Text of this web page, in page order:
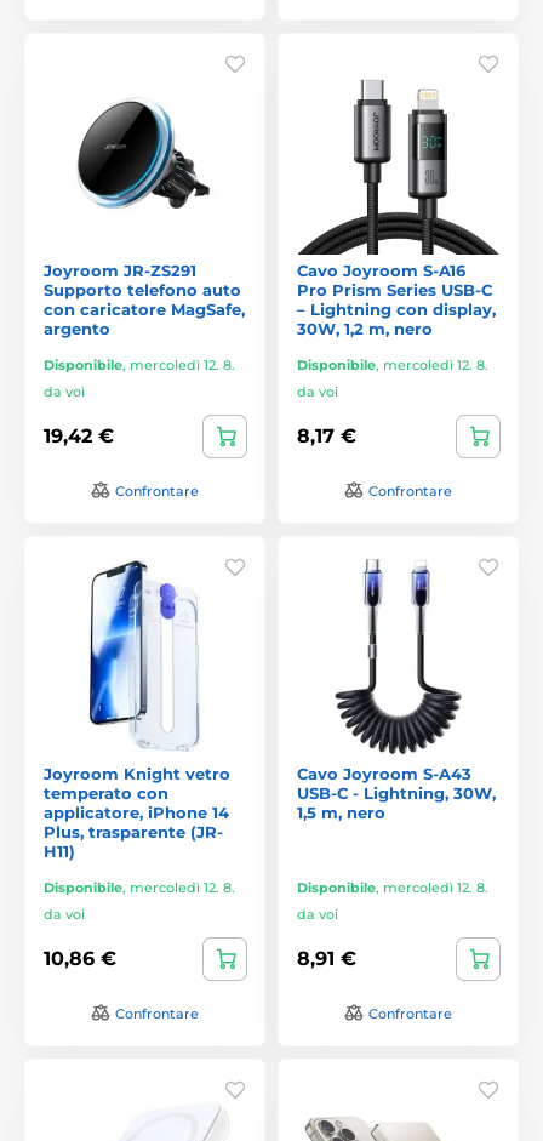
Joyroom JR-ZS291
Supporto telefono auto
con caricatore MagSafe,
argento
Disponibile, mercoledì 12. 8.
da voi
19,42 €
Confrontare
Cavo Joyroom S-A16
Pro Prism Series USB-C
– Lightning con display,
30W, 1,2 m, nero
Disponibile, mercoledì 12. 8.
da voi
8,17 €
Confrontare
Joyroom Knight vetro
temperato con
applicatore, iPhone 14
Plus, trasparente (JR-
H11)
Disponibile, mercoledì 12. 8.
da voi
10,86 €
Confrontare
Cavo Joyroom S-A43
USB-C - Lightning, 30W,
1,5 m, nero
Disponibile, mercoledì 12. 8.
da voi
8,91 €
Confrontare